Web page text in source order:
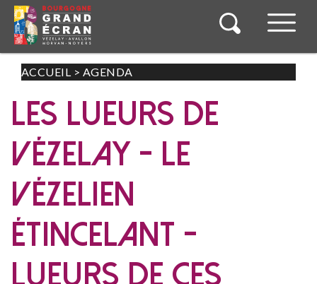
ACCUEIL > AGENDA
LES LUEURS DE
VÉZELAY - LE
VÉZELIEN
ÉTINCELANT -
LUEURS DE CES